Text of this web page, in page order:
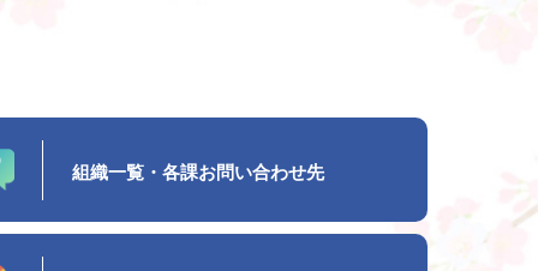
組織一覧・各課お問い合わせ先